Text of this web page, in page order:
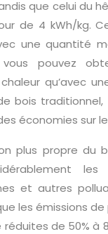
que celui du
de 4 kWh/kg.
une quantité
vous pouvez
qu’avec
bois
économies sur
plus propre du
les
et autres
les émissions de
de 50% à